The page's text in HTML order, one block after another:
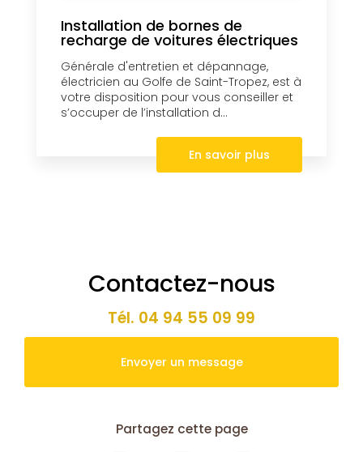
Installation de bornes de
recharge de voitures électriques
Générale d'entretien et dépannage,
électricien au Golfe de Saint-Tropez, est à
votre disposition pour vous conseiller et
s’occuper de l’installation d...
En savoir plus
Contactez-nous
Tél. 04 94 55 09 99
Envoyer un message
Partagez cette page